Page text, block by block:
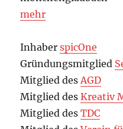
mehr
InhaberspicOne
Gründungsmitglied
Mitglied desAGD
Mitglied desKreativ
Mitglied desTDC